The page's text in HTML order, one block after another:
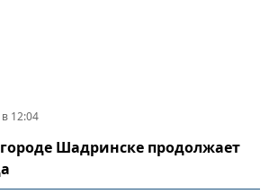
12:04
Шадринске продолжает